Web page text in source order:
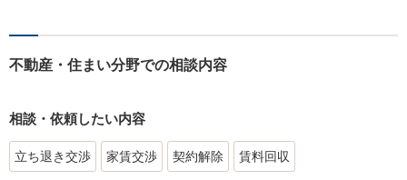
不動産・住まい分野での相談内容
相談・依頼したい内容
立ち退き交渉 家賃交渉 契約解除 賃料回収